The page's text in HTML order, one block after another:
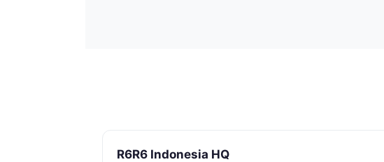
R6R6 Indonesia HQ